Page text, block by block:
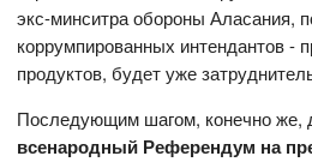
экс-минситра обороны Аласания,
коррумпированных интендантов -
продуктов, будет уже
Последующим шагом, конечно же,
всенародный Референдум на